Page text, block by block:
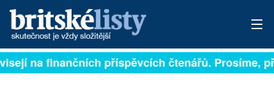
PŘIHLÁSIT
na finančních příspěvcích čtenářů. Prosíme,